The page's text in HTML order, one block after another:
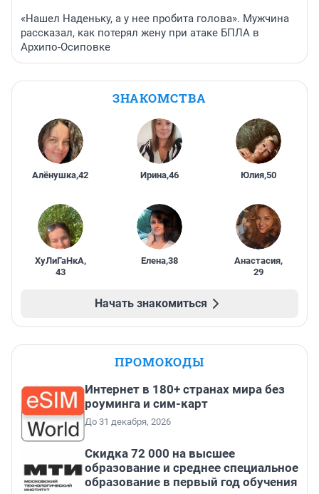
«Нашел Наденьку, а у нее пробита голова». Мужчина
рассказал, как потерял жену при атаке БПЛА в
Архипо-Осиповке
ЗНАКОМСТВА
Алёнушка,42 Ирина,46 Юлия,50
ХуЛиГаНкА,
43
Елена,38 Анастасия,
29
Начать знакомиться
ПРОМОКОДЫ
Интернет в 180+ странах мира без
роуминга и сим-карт
До 31 декабря, 2026
Скидка 72 000 на высшее
образование и среднее специальное
образование в первый год обучения